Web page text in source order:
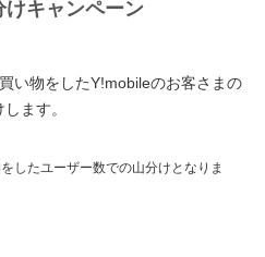
キャンペーン
い物をしたY!mobileのお客さまの
ます。
したユーザー数での山分けとなりま